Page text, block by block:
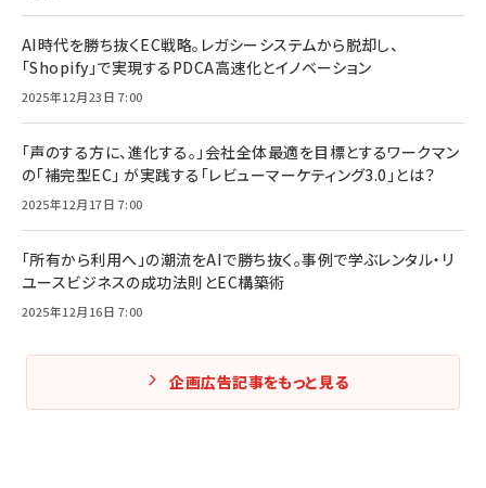
AI時代を勝ち抜くEC戦略。レガシーシステムから脱却し、
「Shopify」で実現するPDCA高速化とイノベーション
2025年12月23日 7:00
「声のする方に、進化する。」会社全体最適を目標とするワークマン
の「補完型EC」 が実践する「レビューマーケティング3.0」とは？
2025年12月17日 7:00
「所有から利用へ」の潮流をAIで勝ち抜く。事例で学ぶレンタル・リ
ユースビジネスの成功法則とEC構築術
2025年12月16日 7:00
企画広告記事をもっと見る